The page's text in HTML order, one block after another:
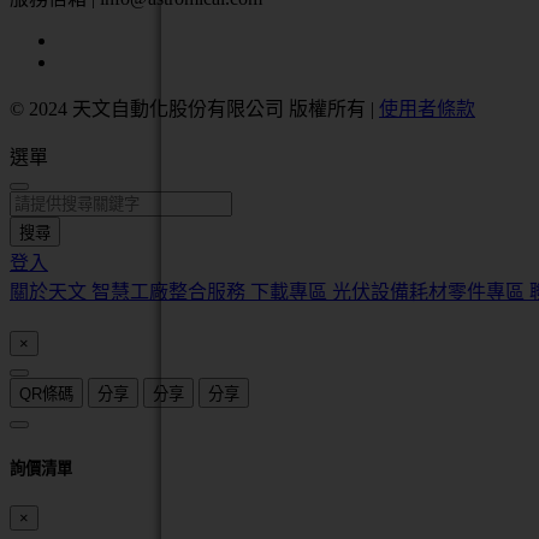
© 2024 天文自動化股份有限公司 版權所有 | 使用者條款
選單
搜尋
登入
關於天文 智慧工廠整合服務 下載專區 光伏設備耗材零件專區
×
QR條碼 分享 分享 分享
詢價清單
×